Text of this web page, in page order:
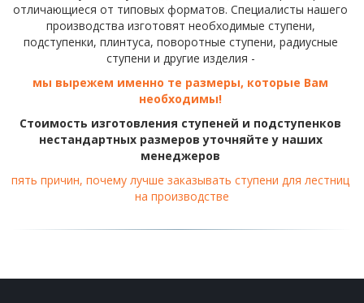
отличающиеся от типовых форматов. Специалисты нашего
производства изготовят необходимые ступени,
подступенки, плинтуса, поворотные ступени, радиусные
ступени и другие изделия -
мы вырежем именно те размеры, которые Вам
необходимы!
Стоимость изготовления ступеней и подступенков
нестандартных размеров уточняйте у наших
менеджеров
пять причин, почему лучше заказывать ступени для лестниц
на производстве